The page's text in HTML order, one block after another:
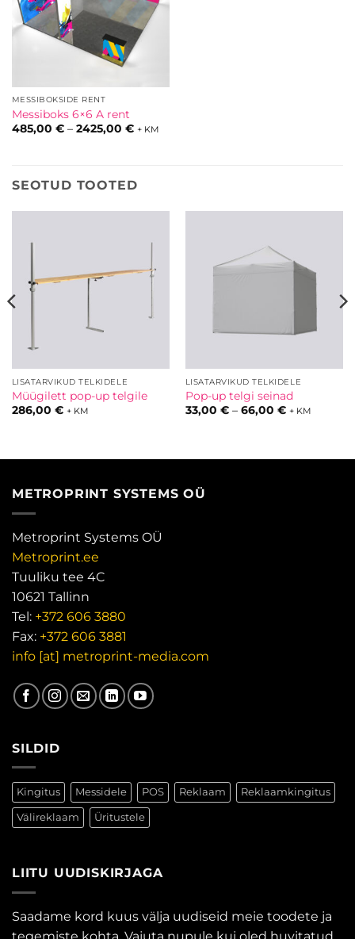
MESSIBOKSIDE RENT
Messiboks 6×6 A rent
485,00 € – 2425,00 €Hinnavahemik:
+ KM
SEOTUD TOOTED
LISATARVIKUD TELKIDELE
Müügilett pop-up telgile
286,00 € + KM
LISATARVIKUD TELKIDELE
Pop-up telgi seinad
33,00 € – 66,00 € + KM
METROPRINT SYSTEMS OÜ
Metroprint Systems OÜ
Metroprint.ee
Tuuliku tee 4C
10621 Tallinn
Tel: +372 606 3880
Fax: +372 606 3881
info [at] metroprint-media.com
SILDID
Kingitus Messidele POS Reklaam Reklaamkingitus
Välireklaam Üritustele
LIITU UUDISKIRJAGA
Saadame kord kuus välja uudiseid meie toodete ja